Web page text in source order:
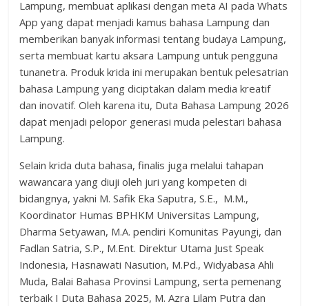
Lampung, membuat aplikasi dengan meta AI pada Whats
App yang dapat menjadi kamus bahasa Lampung dan
memberikan banyak informasi tentang budaya Lampung,
serta membuat kartu aksara Lampung untuk pengguna
tunanetra. Produk krida ini merupakan bentuk pelesatrian
bahasa Lampung yang diciptakan dalam media kreatif
dan inovatif. Oleh karena itu, Duta Bahasa Lampung 2026
dapat menjadi pelopor generasi muda pelestari bahasa
Lampung.
Selain krida duta bahasa, finalis juga melalui tahapan
wawancara yang diuji oleh juri yang kompeten di
bidangnya, yakni M. Safik Eka Saputra, S.E., M.M.,
Koordinator Humas BPHKM Universitas Lampung,
Dharma Setyawan, M.A. pendiri Komunitas Payungi, dan
Fadlan Satria, S.P., M.Ent. Direktur Utama Just Speak
Indonesia, Hasnawati Nasution, M.Pd., Widyabasa Ahli
Muda, Balai Bahasa Provinsi Lampung, serta pemenang
terbaik I Duta Bahasa 2025, M. Azra Lilam Putra dan